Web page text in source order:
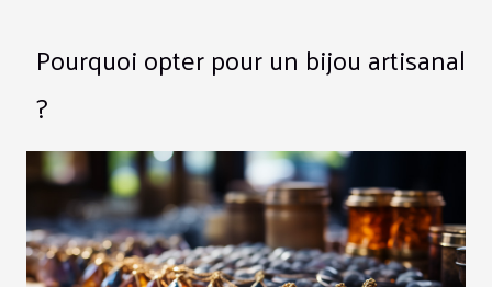
Pourquoi opter pour un bijou artisanal
?